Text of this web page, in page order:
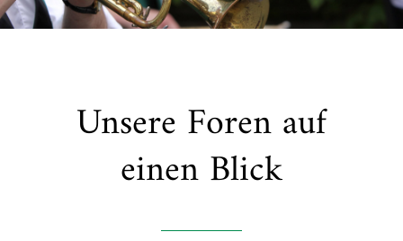
Unsere Foren auf
einen Blick